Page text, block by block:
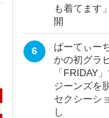
も着てます
開
6
ぱーてぃー
かの初グラ
「FRIDAY
ジーンズを
セクシーシ
し